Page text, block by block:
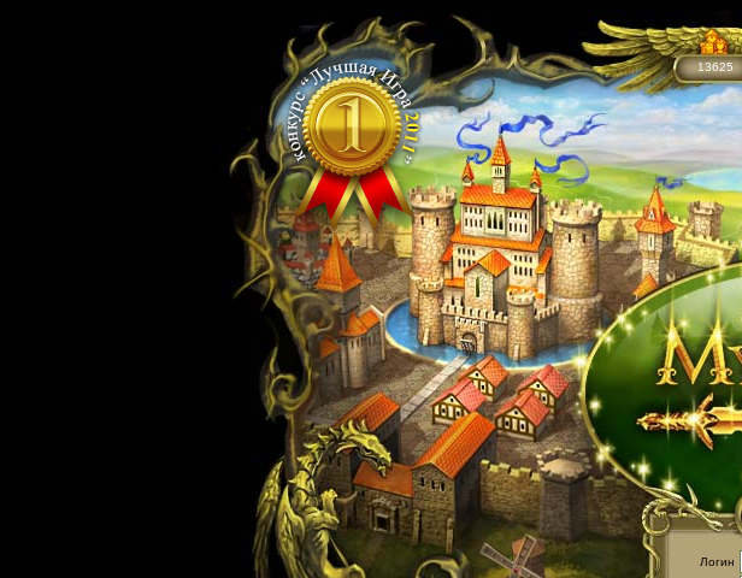
13625
Логин